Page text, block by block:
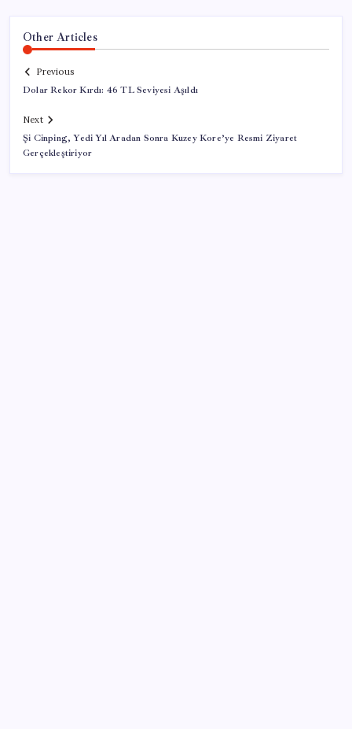
Other Articles
Previous
Dolar Rekor Kırdı: 46 TL Seviyesi Aşıldı
Next
Şi Cinping, Yedi Yıl Aradan Sonra Kuzey Kore’ye Resmi Ziyaret
Gerçekleştiriyor